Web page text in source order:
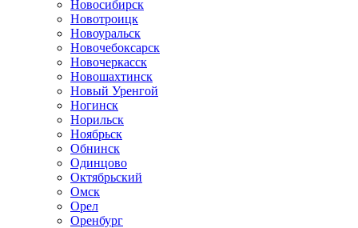
Новосибирск
Новотроицк
Новоуральск
Новочебоксарск
Новочеркасск
Новошахтинск
Новый Уренгой
Ногинск
Норильск
Ноябрьск
Обнинск
Одинцово
Октябрьский
Омск
Орел
Оренбург